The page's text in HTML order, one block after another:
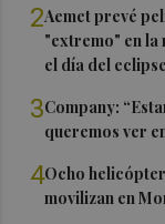
2Aemet prevé
"extremo" en la
el día del eclipse
3Company:
queremos ver
4Ocho
movilizan en